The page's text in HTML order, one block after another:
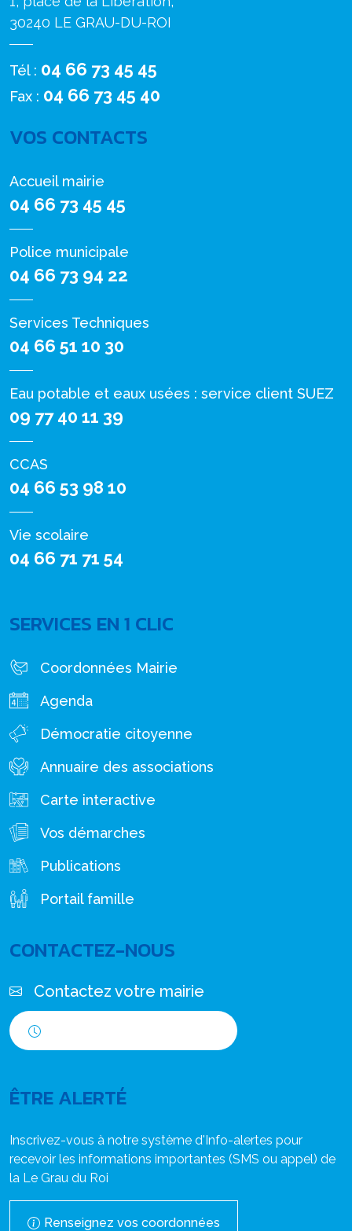
30240 LE GRAU-DU-ROI
Tél : 04 66 73 45 45
Fax : 04 66 73 45 40
VOS CONTACTS
Accueil mairie
04 66 73 45 45
Police municipale
04 66 73 94 22
Services Techniques
04 66 51 10 30
Eau potable et eaux usées : service client SUEZ
09 77 40 11 39
CCAS
04 66 53 98 10
Vie scolaire
04 66 71 71 54
SERVICES EN 1 CLIC
Coordonnées Mairie
Agenda
Démocratie citoyenne
Annuaire des associations
Carte interactive
Vos démarches
Publications
Portail famille
CONTACTEZ-NOUS
Contactez votre mairie
ÊTRE ALERTÉ
Inscrivez-vous à notre système d'Info-alertes pour
recevoir les informations importantes (SMS ou appel) de
la Le Grau du Roi
Renseignez vos coordonnées